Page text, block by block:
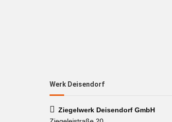
Werk Deisendorf
Ziegelwerk Deisendorf GmbH